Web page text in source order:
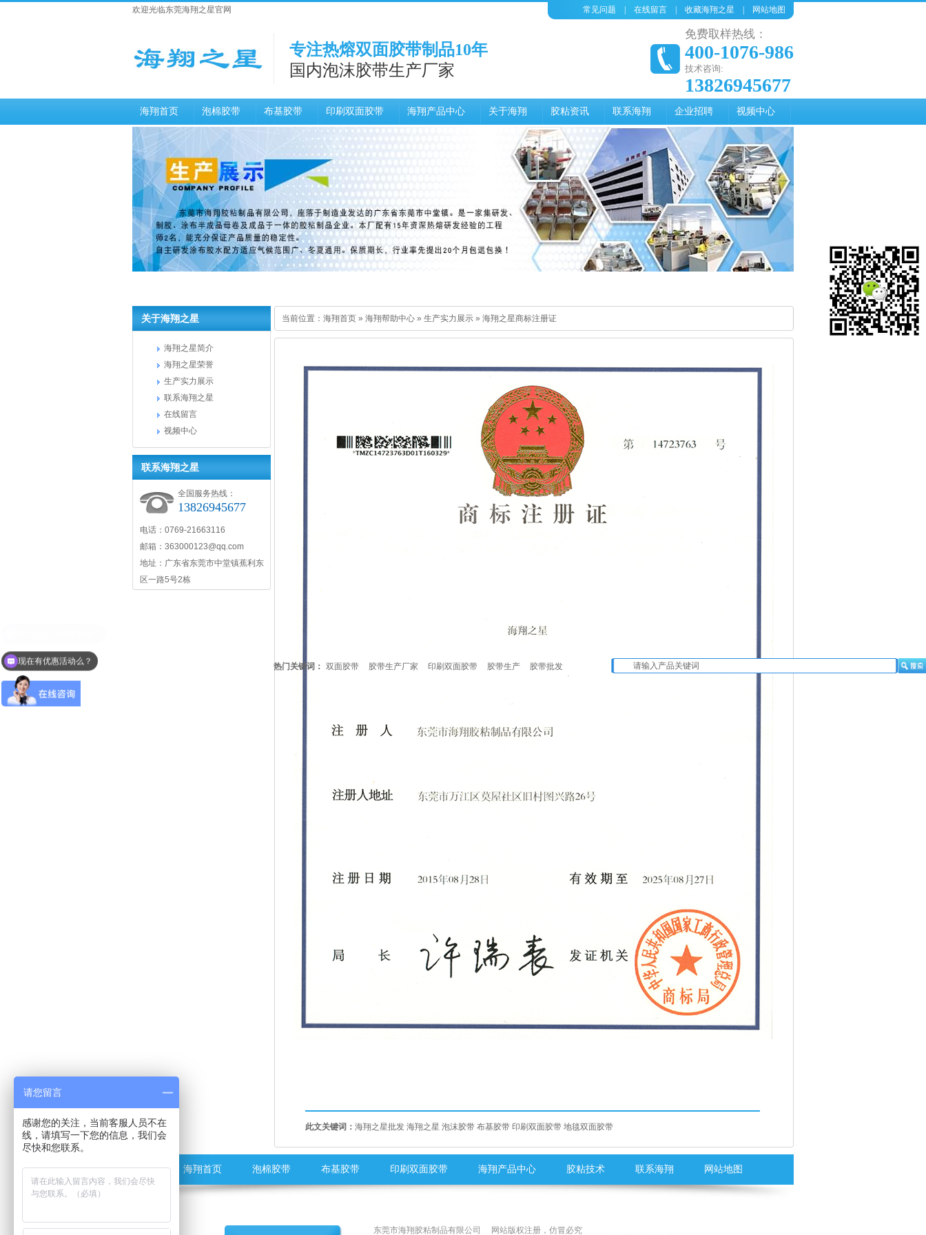
常见问题 在线留言 收藏海翔之星 网站地图
欢迎光临东莞海翔之星官网
专注热熔双面胶带制品10年
国内泡沫胶带生产厂家
免费取样热线：
400-1076-986
技术咨询:
13826945677
海翔首页 泡棉胶带 布基胶带 印刷双面胶带 海翔产品中心 关于海翔 胶粘资讯 联系海翔 企业招聘 视频中心
热门关键词： 双面胶带 胶带生产厂家 印刷双面胶带 胶带生产 胶带批发
关于海翔之星
海翔之星简介
海翔之星荣誉
生产实力展示
联系海翔之星
在线留言
视频中心
联系海翔之星
全国服务热线：
13826945677
电话：0769-21663116
邮箱：363000123@qq.com
地址：广东省东莞市中堂镇蕉利东
区一路5号2栋
当前位置： 海翔首页 » 海翔帮助中心 » 生产实力展示 » 海翔之星商标注册证
此文关键词： 海翔之星批发 海翔之星 泡沫胶带 布基胶带 印刷双面胶带 地毯双面胶带
海翔首页 泡棉胶带 布基胶带 印刷双面胶带 海翔产品中心 胶粘技术 联系海翔 网站地图
东莞市海翔胶粘制品有限公司 网站版权注册，仿冒必究
现在有优惠活动么？
请您留言
感谢您的关注，当前客服人员不在
线，请填写一下您的信息，我们会
尽快和您联系。